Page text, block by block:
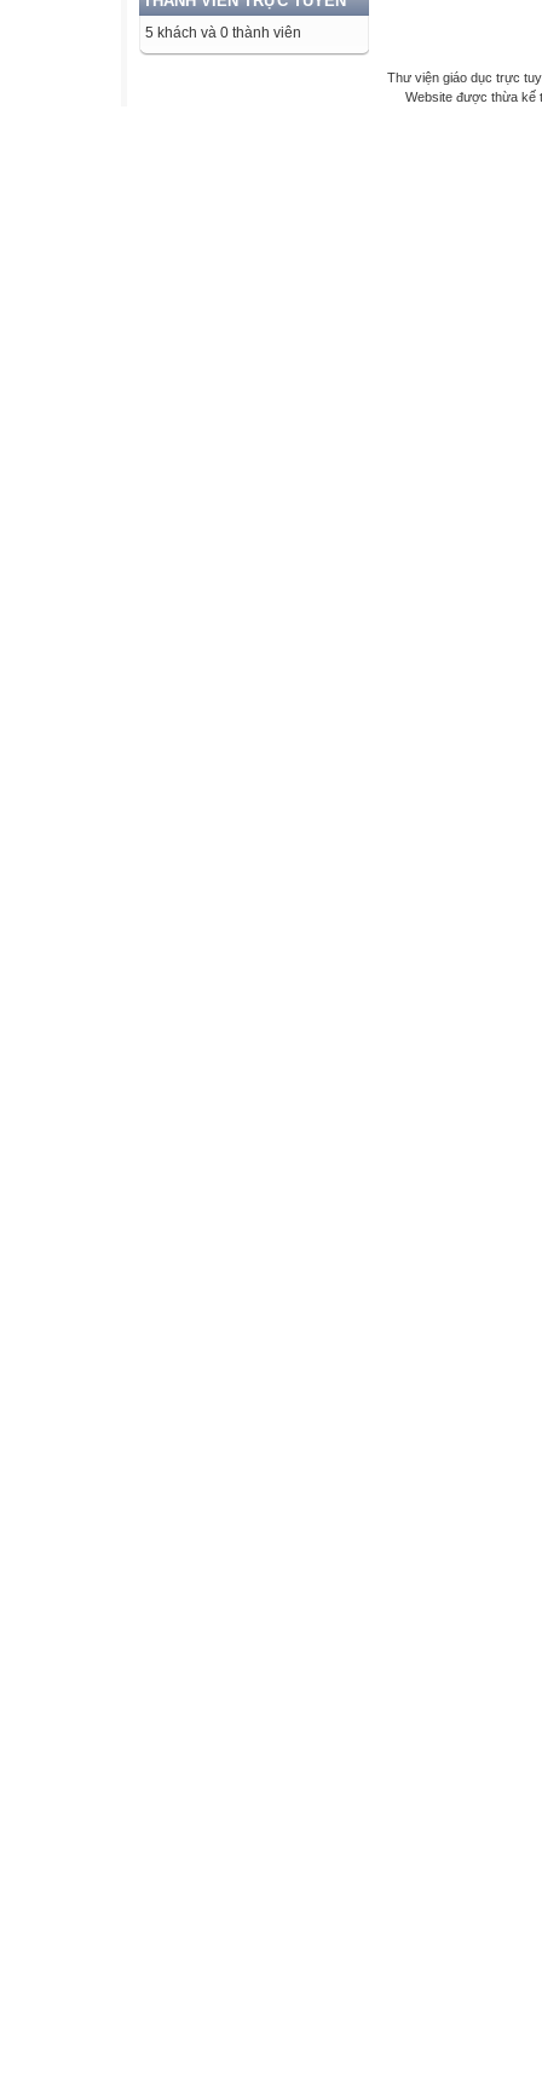
5 khách và 0 thành viên
Thư viện giáo dục trực
Website được thừa kế